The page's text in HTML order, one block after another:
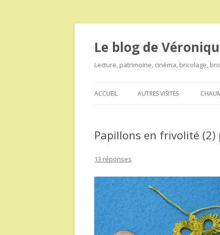
Le blog de
Lecture, patrimoine, cinéma, bricolage,
ACCUEIL AUTRES VISITES
Papillons en frivolité
13 réponses